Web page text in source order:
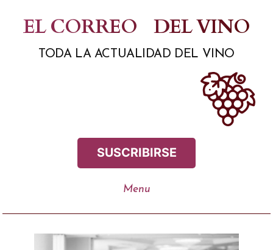
contenido
EL CORREO DEL VINO
TODA LA ACTUALIDAD DEL VINO
SUSCRIBIRSE